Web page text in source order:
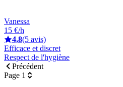
Vanessa
15 €/h
4,8(5 avis)
Efficace et discret
Respect de l'hygiène
Précédent
Page 1